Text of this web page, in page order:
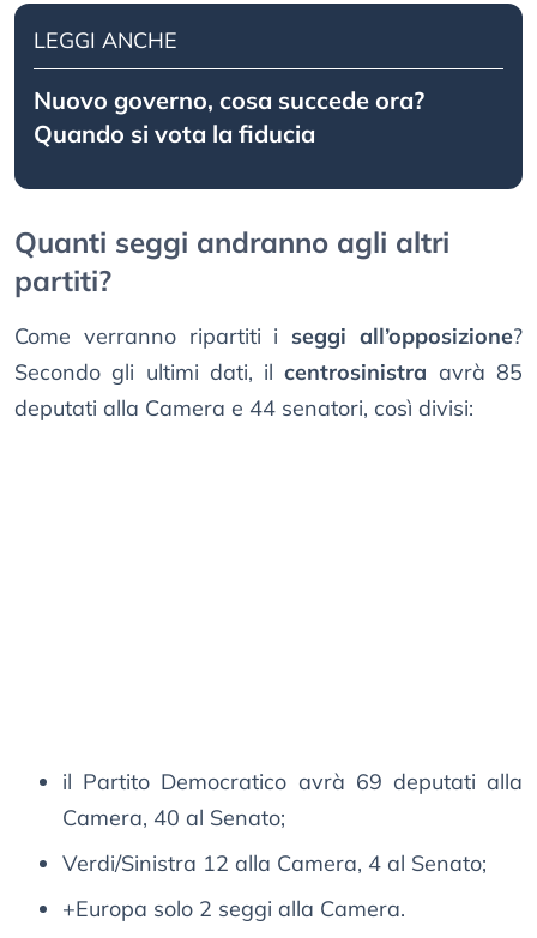
LEGGI ANCHE
Nuovo governo, cosa succede ora?
Quando si vota la fiducia
Quanti seggi andranno agli altri
partiti?
Come verranno ripartiti i seggi all’opposizione?
Secondo gli ultimi dati, ilcentrosinistra avrà 85
deputati alla Camera e 44 senatori, così divisi:
il Partito Democratico avrà 69 deputati alla
Camera, 40 al Senato;
Verdi/Sinistra 12 alla Camera, 4 al Senato;
+Europa solo 2 seggi alla Camera.